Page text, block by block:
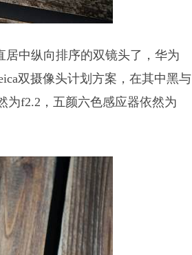
居中纵向排序的双镜头了，华为
双摄像头计划方案，在其中黑与
为f2.2，五颜六色感应器依然为